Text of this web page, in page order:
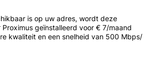
is op uw adres, wordt deze
geïnstalleerd voor € 7/maand
kwaliteit en een snelheid van 500 Mbps/